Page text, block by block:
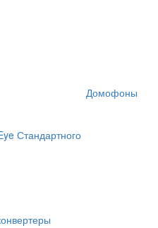
Домофоны
Стандартного